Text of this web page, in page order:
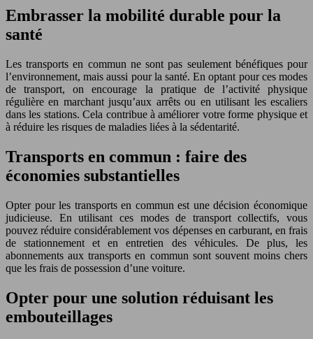
Embrasser la mobilité durable pour la
santé
Les transports en commun ne sont pas seulement bénéfiques pour
l’environnement, mais aussi pour la santé. En optant pour ces modes
de transport, on encourage la pratique de l’activité physique
régulière en marchant jusqu’aux arrêts ou en utilisant les escaliers
dans les stations. Cela contribue à améliorer votre forme physique et
à réduire les risques de maladies liées à la sédentarité.
Transports en commun : faire des
économies substantielles
Opter pour les transports en commun est une décision économique
judicieuse. En utilisant ces modes de transport collectifs, vous
pouvez réduire considérablement vos dépenses en carburant, en frais
de stationnement et en entretien des véhicules. De plus, les
abonnements aux transports en commun sont souvent moins chers
que les frais de possession d’une voiture.
Opter pour une solution réduisant les
embouteillages